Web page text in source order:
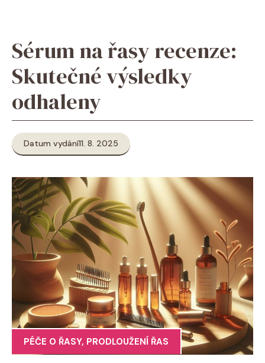
Sérum na řasy recenze:
Skutečné výsledky
odhaleny
Datum vydání11. 8. 2025
PÉČE O ŘASY, PRODLOUŽENÍ ŘAS